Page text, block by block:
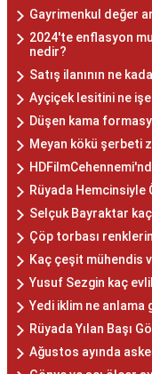
Gayrimenkul değer
2024'te enflasyon
nedir?
Satış ilanının ne
Ayçiçek lesitini ne
Düşen kama
Meyan kökü şerbeti
Rüyada Hemcinsiyle
Selçuk Bayraktar
Çöp torbası
Kaç çeşit mühendis
Yusuf Sezgin kaç
Yedi iklim ne anlama
Rüyada Yılan Başı
Ağustos ayında